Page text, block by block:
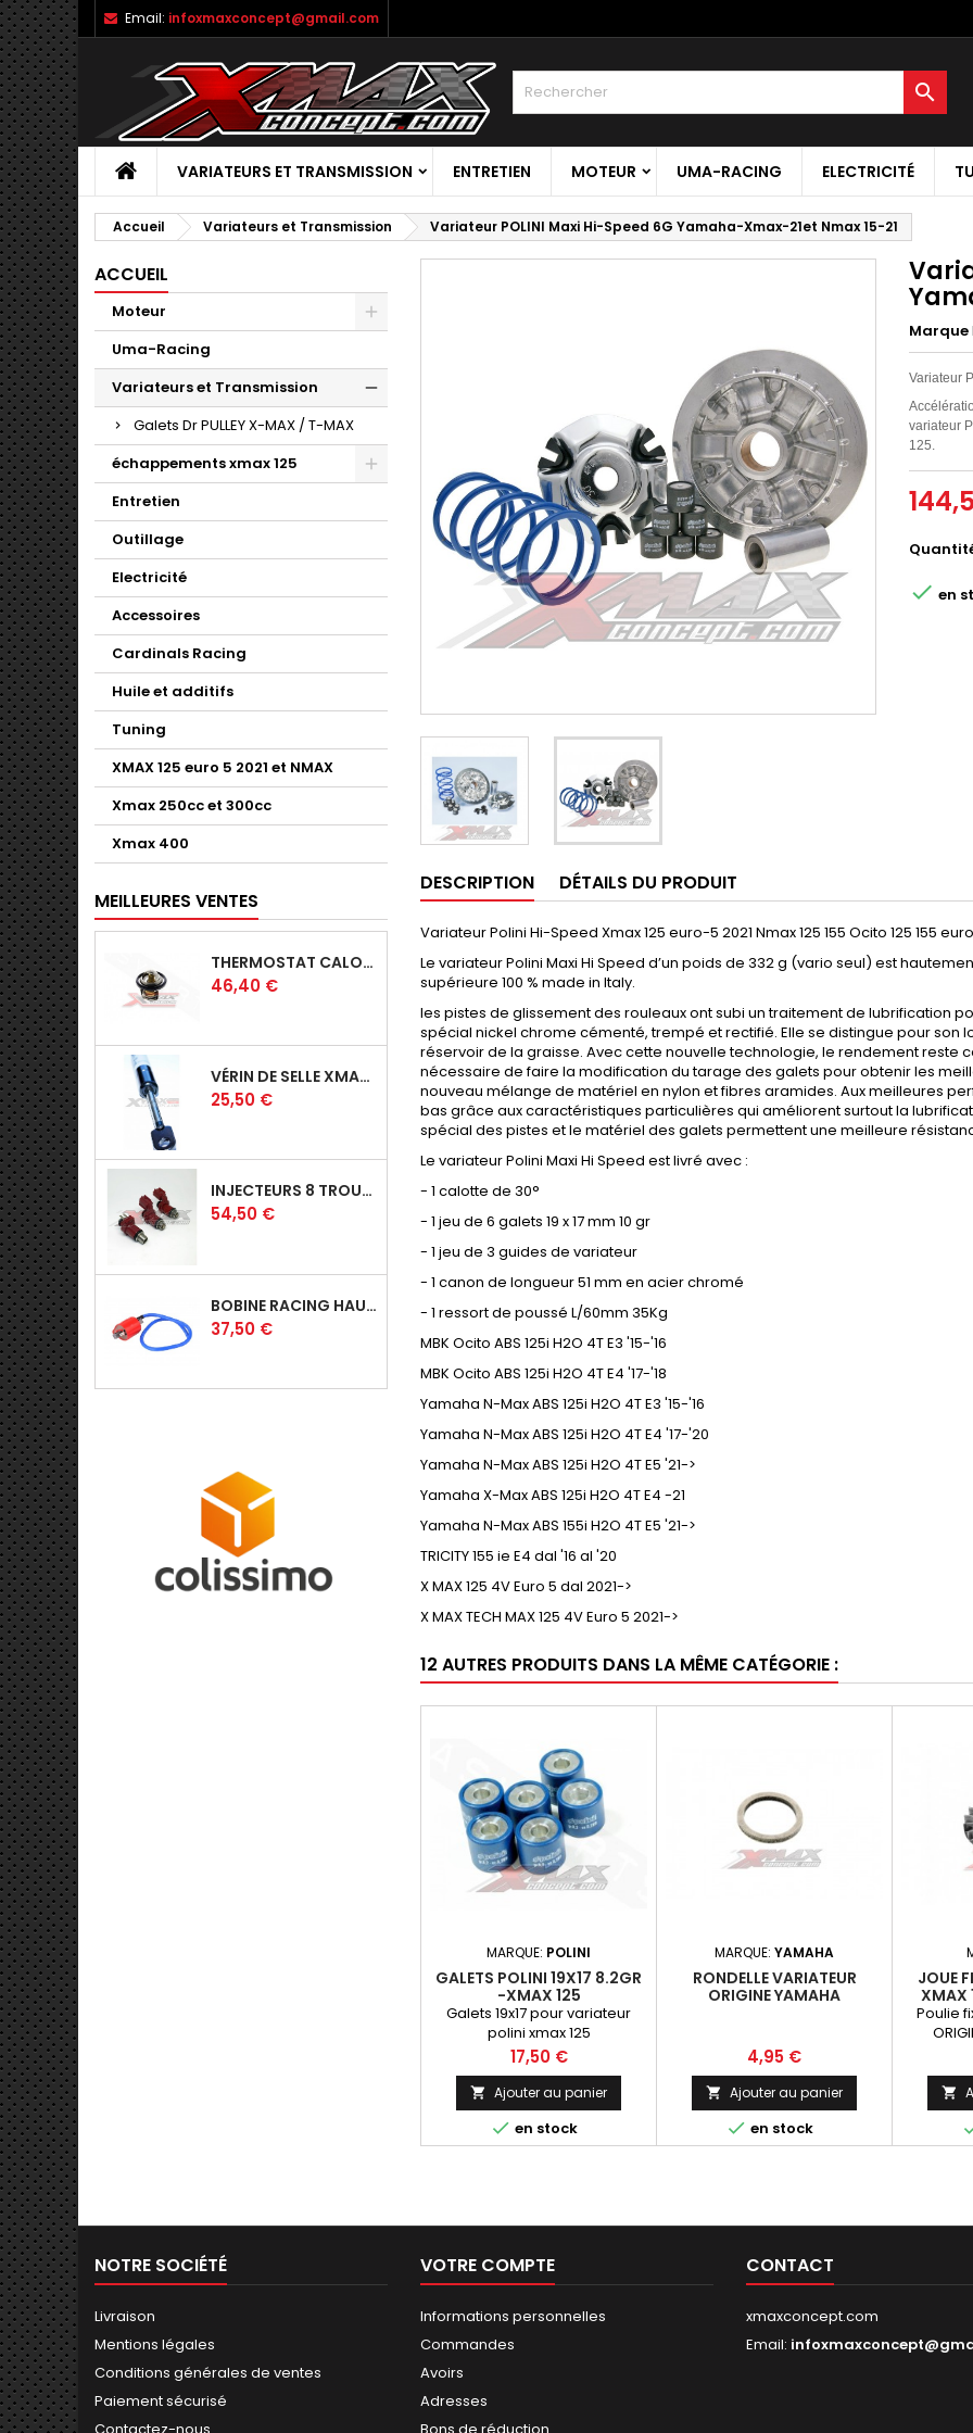
Email: infoxmaxconcept@gmail.com

VARIATEURS ET TRANSMISSION ENTRETIEN MOTEUR UMA-RACING ELECTRICITÉ
Accueil Variateurs et Transmission Variateur POLINI Maxi Hi-Speed 6G Yamaha-Xmax-21et Nmax 15-21
ACCUEIL
Moteur
Uma-Racing
Variateurs et Transmission
Galets Dr PULLEY X-MAX / T-MAX
échappements xmax 125
Entretien
Outillage
Electricité
Accessoires
Cardinals Racing
Huile et additifs
Tuning
XMAX 125 euro 5 2021 et NMAX
Xmax 250cc et 300cc
Xmax 400
MEILLEURES VENTES
THERMOSTAT CALORSTAT ORIGINE YAMAHA X-MAX - SKYLINE 125-YZFR125
Prix
46,40 €
VÉRIN DE SELLE XMAX 125/250 06-09
Prix
25,50 €
INJECTEURS 8 TROUS POUR CYLINDRE 150CC - V1/V2/V3
Prix
54,50 €
BOBINE RACING HAUTE TENSION UMA-RACING
Prix
37,50 €
Marque
Variateur
variateur
125.
 en
DESCRIPTION DÉTAILS DU PRODUIT
Variateur Polini Hi-Speed Xmax 125 euro-5 2021 Nmax 125 155 Ocito 125 155
Le variateur Polini Maxi Hi Speed d’un poids de 332 g (vario seul) est
supérieure 100 % made in Italy.
les pistes de glissement des rouleaux ont subi un traitement de lubrification
spécial nickel chrome cémenté, trempé et rectifié. Elle se distingue pour
réservoir de la graisse. Avec cette nouvelle technologie, le rendement reste
nécessaire de faire la modification du tarage des galets pour obtenir les
nouveau mélange de matériel en nylon et fibres aramides. Aux meilleures
bas grâce aux caractéristiques particulières qui améliorent surtout la
spécial des pistes et le matériel des galets permettent une meilleure
Le variateur Polini Maxi Hi Speed est livré avec :
- 1 calotte de 30°
- 1 jeu de 6 galets 19 x 17 mm 10 gr
- 1 jeu de 3 guides de variateur
- 1 canon de longueur 51 mm en acier chromé
- 1 ressort de poussé L/60mm 35Kg
MBK Ocito ABS 125i H2O 4T E3 '15-'16
MBK Ocito ABS 125i H2O 4T E4 '17-'18
Yamaha N-Max ABS 125i H2O 4T E3 '15-'16
Yamaha N-Max ABS 125i H2O 4T E4 '17-'20
Yamaha N-Max ABS 125i H2O 4T E5 '21->
Yamaha X-Max ABS 125i H2O 4T E4 -21
Yamaha N-Max ABS 155i H2O 4T E5 '21->
TRICITY 155 ie E4 dal '16 al '20
X MAX 125 4V Euro 5 dal 2021->
X MAX TECH MAX 125 4V Euro 5 2021->
12 AUTRES PRODUITS DANS LA MÊME CATÉGORIE :
MARQUE: POLINI
GALETS POLINI 19X17 8.2GR
-XMAX 125
Galets 19x17 pour variateur
polini xmax 125
Prix
17,50 €
 Ajouter au panier
 en stock
MARQUE: YAMAHA
RONDELLE VARIATEUR
ORIGINE YAMAHA
Prix
4,95 €
 Ajouter au panier
 en stock
JOUE
XMAX
Poulie

NOTRE SOCIÉTÉ
Livraison
Mentions légales
Conditions générales de ventes
Paiement sécurisé
VOTRE COMPTE
Informations personnelles
Commandes
Avoirs
Adresses
CONTACT
xmaxconcept.com
Email: